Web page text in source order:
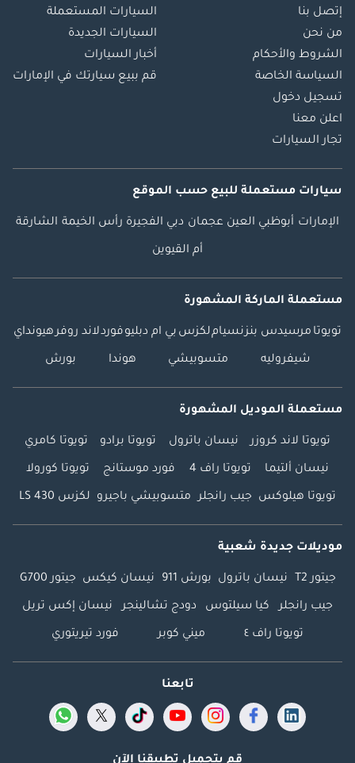
إتصل بنا
من نحن
الشروط والأحكام
السياسة الخاصة
تسجيل دخول
اعلن معنا
تجار السيارات
السيارات المستعملة
السيارات الجديدة
أخبار السيارات
قم ببيع سيارتك في الإمارات
سيارات مستعملة للبيع حسب الموقع
الإمارات أبوظبي العين عجمان دبي الفجيرة رأس الخيمة الشارقة
أم القيوين
مستعملة الماركة المشهورة
تويوتا مرسيدس بنزنسياملكزس بي ام دبليوفوردلاند روفرهيونداي
شيفروليه متسوبيشي هوندا بورش
مستعملة الموديل المشهورة
تويوتا لاند كروزر نيسان باترول تويوتا برادو تويوتا كامري
نيسان ألتيما تويوتا راف 4 فورد موستانج تويوتا كورولا
تويوتا هيلوكس جيب رانجلر متسوبيشي باجيرو لكزس LS 430
موديلات جديدة شعبية
جيتور T2 نيسان باترول بورش 911 نيسان كيكس جيتور G700
جيب رانجلر كيا سيلتوس دودج تشالينجر نيسان إكس تريل
تويوتا راف ٤ ميني كوبر فورد تيريتوري
تابعنا